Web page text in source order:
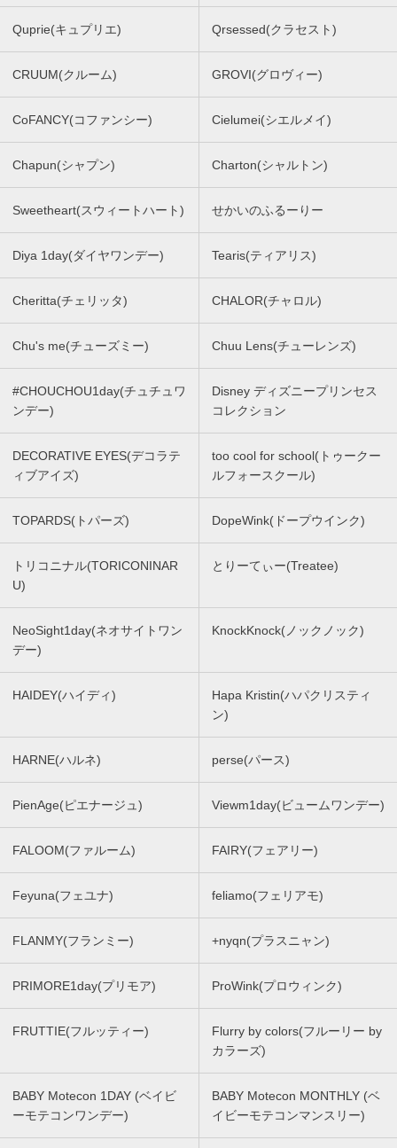
Quprie(キュプリエ) Qrsessed(クラセスト)
CRUUM(クルーム) GROVI(グロヴィー)
CoFANCY(コファンシー) Cielumei(シエルメイ)
Chapun(シャプン) Charton(シャルトン)
Sweetheart(スウィートハート) せかいのふるーりー
Diya 1day(ダイヤワンデー) Tearis(ティアリス)
Cheritta(チェリッタ) CHALOR(チャロル)
Chu's me(チューズミー) Chuu Lens(チューレンズ)
#CHOUCHOU1day(チュチュワ
ンデー)
Disney ディズニープリンセス
コレクション
DECORATIVE EYES(デコラテ
ィブアイズ)
too cool for school(トゥークー
ルフォースクール)
TOPARDS(トパーズ) DopeWink(ドープウインク)
トリコニナル(TORICONINAR
U)
とりーてぃー(Treatee)
NeoSight1day(ネオサイトワン
デー)
KnockKnock(ノックノック)
HAIDEY(ハイディ)
Hapa Kristin(ハパクリスティ
ン)
HARNE(ハルネ) perse(パース)
PienAge(ピエナージュ) Viewm1day(ビュームワンデー)
FALOOM(ファルーム) FAIRY(フェアリー)
Feyuna(フェユナ) feliamo(フェリアモ)
FLANMY(フランミー) +nyqn(プラスニャン)
PRIMORE1day(プリモア) ProWink(プロウィンク)
FRUTTIE(フルッティー)
Flurry by colors(フルーリー by
カラーズ)
BABY Motecon 1DAY (ベイビ
ーモテコンワンデー)
BABY Motecon MONTHLY (ベ
イビーモテコンマンスリー)